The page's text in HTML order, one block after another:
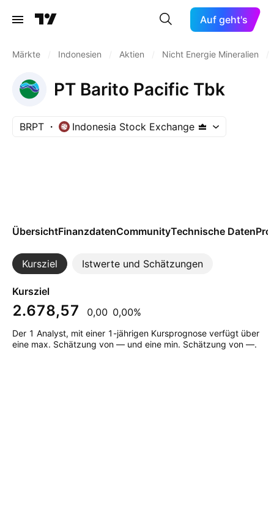
Auf geht's
Märkte Indonesien Aktien Nicht Energie Mineralien
PT Barito Pacific Tbk
BRPT Indonesia Stock Exchange
ÜbersichtFinanzdatenCommunityTechnische Daten
Kursziel Istwerte und Schätzungen
Kursziel
2.678,57 0,00 0,00%
Der 1 Analyst, mit einer 1-jährigen Kursprognose verfügt über
eine max. Schätzung von — und eine min. Schätzung von —.